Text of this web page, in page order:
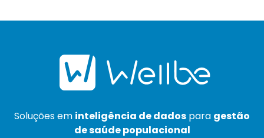
Soluções em inteligência de dados para gestão
de saúde populacional